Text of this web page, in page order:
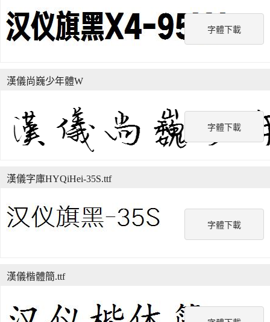
字體下載
字體下載
漢儀尚巍少年體W
字體下載
漢儀字庫HYQiHei-35S.ttf
漢儀楷體簡.ttf